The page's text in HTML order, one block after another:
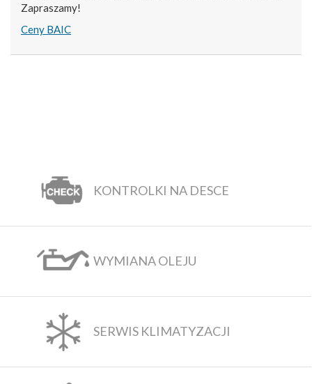
Zapraszamy!
Ceny BAIC
KONTROLKI NA DESCE
WYMIANA OLEJU
SERWIS KLIMATYZACJI